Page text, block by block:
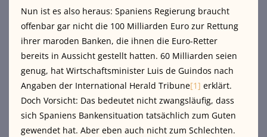
Nun ist es also heraus: Spaniens Regierung braucht
offenbar gar nicht die 100 Milliarden Euro zur Rettung
ihrer maroden Banken, die ihnen die Euro-Retter
bereits in Aussicht gestellt hatten. 60 Milliarden seien
genug, hat Wirtschaftsminister Luis de Guindos nach
Angaben der International Herald Tribune[1] erklärt.
Doch Vorsicht: Das bedeutet nicht zwangsläufig, dass
sich Spaniens Bankensituation tatsächlich zum Guten
gewendet hat. Aber eben auch nicht zum Schlechten.